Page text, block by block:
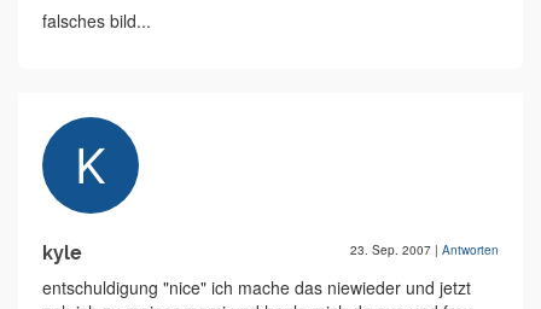
falsches bild...
kyle 23. Sep. 2007 | Antworten
entschuldigung "nice" ich mache das niewieder und jetzt